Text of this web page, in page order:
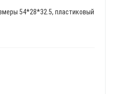
54*28*32.5, пластиковый